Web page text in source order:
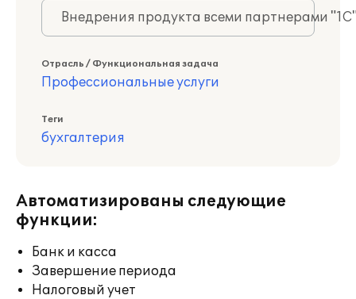
Внедрения продукта всеми партнерами
Отрасль / Функциональная задача
Профессиональные услуги
Теги
бухгалтерия
Автоматизированы следующие
функции:
Банк и касса
Завершение периода
Налоговый учет